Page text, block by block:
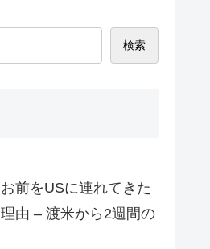
検索
お前をUSに連れてきた
理由 – 渡米から2週間の